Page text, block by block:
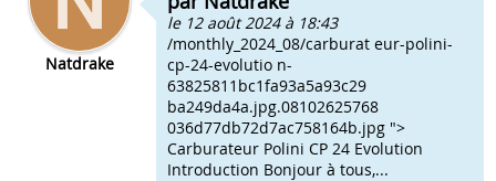
Natdrake
le 12 août 2024 à 18:43
/monthly_2024_08/carburat eur-polini-
cp-24-evolutio n-
63825811bc1fa93a5a93c29
ba249da4a.jpg.08102625768
036d77db72d7ac758164b.jpg ">
Carburateur Polini CP 24 Evolution
Introduction Bonjour à tous,...